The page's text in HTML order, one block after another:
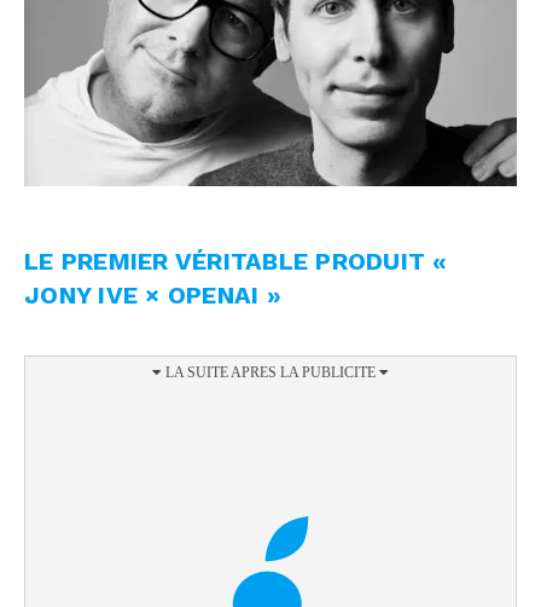
LE PREMIER VÉRITABLE PRODUIT «
JONY IVE × OPENAI »